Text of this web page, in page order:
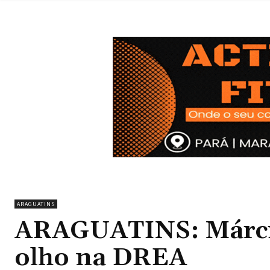
ARAGUATINS
ARAGUATINS:
olho na DREA